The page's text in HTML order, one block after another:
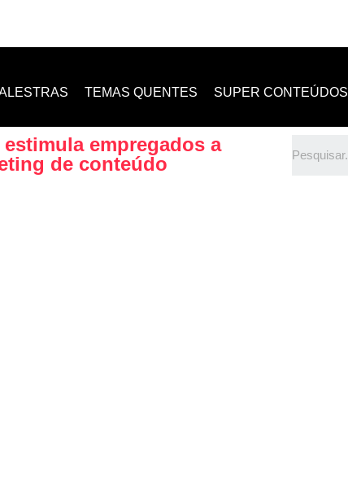
TEMAS QUENTES SUPER CONTEÚDOS
empregados a
de conteúdo